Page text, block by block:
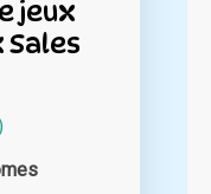
jeux
Sales